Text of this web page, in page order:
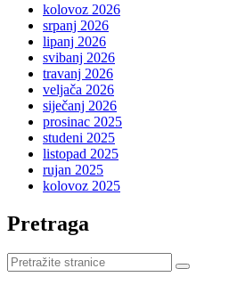
kolovoz 2026
srpanj 2026
lipanj 2026
svibanj 2026
travanj 2026
veljača 2026
siječanj 2026
prosinac 2025
studeni 2025
listopad 2025
rujan 2025
kolovoz 2025
Pretraga
Pretraži
stranice